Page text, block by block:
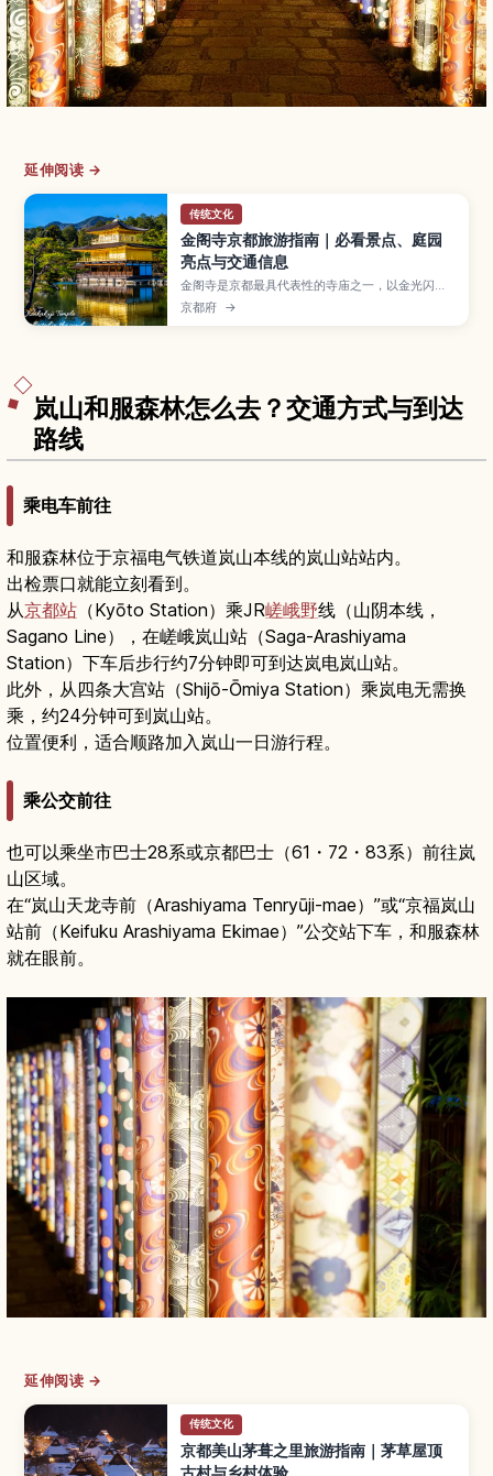
延伸阅读 →
传统文化
金阁寺京都旅游指南｜必看景点、庭园
亮点与交通信息
金阁寺是京都最具代表性的寺庙之一，以金光闪耀
的三层楼阁和倒映在池水中的景色闻名。本文将为
你介绍金阁寺的必看亮点、四季庭园风景、参观小
京都府 →
岚山和服森林怎么去？交通方式与到达
路线
乘电车前往
和服森林位于京福电气铁道岚山本线的岚山站站内。
出检票口就能立刻看到。
从京都站 （Kyōto Station）乘JR嵯峨野线（山阴本线，
Sagano Line），在嵯峨岚山站（Saga-Arashiyama
Station）下车后步行约7分钟即可到达岚电岚山站。
此外，从四条大宫站（Shijō-Ōmiya Station）乘岚电无需换
乘，约24分钟可到岚山站。
位置便利，适合顺路加入岚山一日游行程。
乘公交前往
也可以乘坐市巴士28系或京都巴士（61・72・83系）前往岚
山区域。
在“岚山天龙寺前（Arashiyama Tenryūji-mae）”或“京福岚山
站前（Keifuku Arashiyama Ekimae）”公交站下车，和服森林
就在眼前。
延伸阅读 →
传统文化
京都美山茅葺之里旅游指南｜茅草屋顶
古村与乡村体验